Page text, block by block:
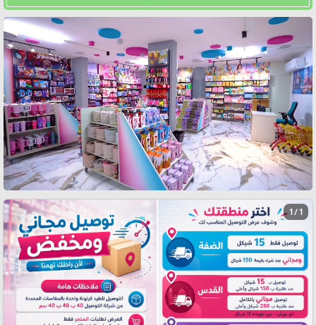
1 / 1